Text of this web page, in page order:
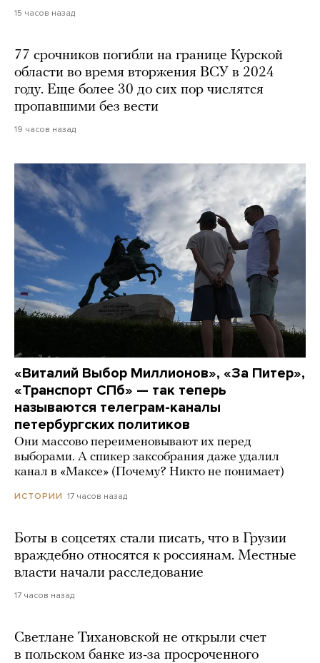
15 часов назад
77 срочников погибли на границе Курской
области во время вторжения ВСУ в 2024
году. Еще более 30 до сих пор числятся
пропавшими без вести
19 часов назад
«Виталий Выбор Миллионов», «За Питер»,
«Транспорт СПб» — так теперь
называются телеграм-каналы
петербургских политиков
Они массово переименовывают их перед
выборами. А спикер заксобрания даже удалил
канал в «Максе» (Почему? Никто не понимает)
ИСТОРИИ 17 часов назад
Боты в соцсетях стали писать, что в Грузии
враждебно относятся к россиянам. Местные
власти начали расследование
17 часов назад
Светлане Тихановской не открыли счет
в польском банке из-за просроченного